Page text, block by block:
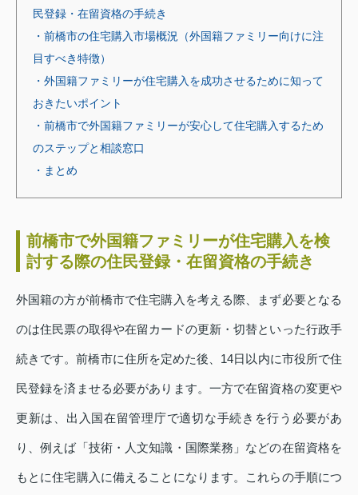
民登録・在留資格の手続き
・前橋市の住宅購入市場概況（外国籍ファミリー向けに注
目すべき特徴）
・外国籍ファミリーが住宅購入を成功させるために知って
おきたいポイント
・前橋市で外国籍ファミリーが安心して住宅購入するため
のステップと相談窓口
・まとめ
前橋市で外国籍ファミリーが住宅購入を検
討する際の住民登録・在留資格の手続き
外国籍の方が前橋市で住宅購入を考える際、まず必要となる
のは住民票の取得や在留カードの更新・切替といった行政手
続きです。前橋市に住所を定めた後、14日以内に市役所で住
民登録を済ませる必要があります。一方で在留資格の変更や
更新は、出入国在留管理庁で適切な手続きを行う必要があ
り、例えば「技術・人文知識・国際業務」などの在留資格を
もとに住宅購入に備えることになります。これらの手順につ